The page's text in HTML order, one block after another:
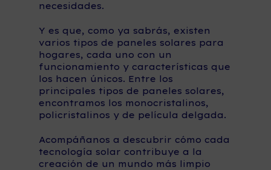
necesidades.
Y es que, como ya sabrás, existen
varios tipos de paneles solares para
hogares, cada uno con un
funcionamiento y características que
los hacen únicos. Entre los
principales tipos de paneles solares,
encontramos los monocristalinos,
policristalinos y de película delgada.
Acompáñanos a descubrir cómo cada
tecnología solar contribuye a la
creación de un mundo más limpio